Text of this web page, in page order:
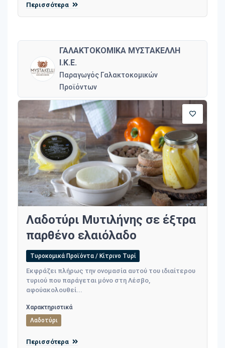
Περισσότερα
ΓΑΛΑΚΤΟΚΟΜΙΚΑ ΜΥΣΤΑΚΕΛΛΗ
Ι.Κ.Ε.
Παραγωγός Γαλακτοκομικών
Προϊόντων
Λαδοτύρι Μυτιλήνης σε έξτρα
παρθένο ελαιόλαδο
Τυροκομικά Προϊόντα / Κίτρινο Τυρί
Εκφράζει πλήρως την ονομασία αυτού του ιδιαίτερου
τυριού που παράγεται μόνο στη Λέσβο,
αφούακολουθεί...
Χαρακτηριστικά
Λαδοτύρι
Περισσότερα